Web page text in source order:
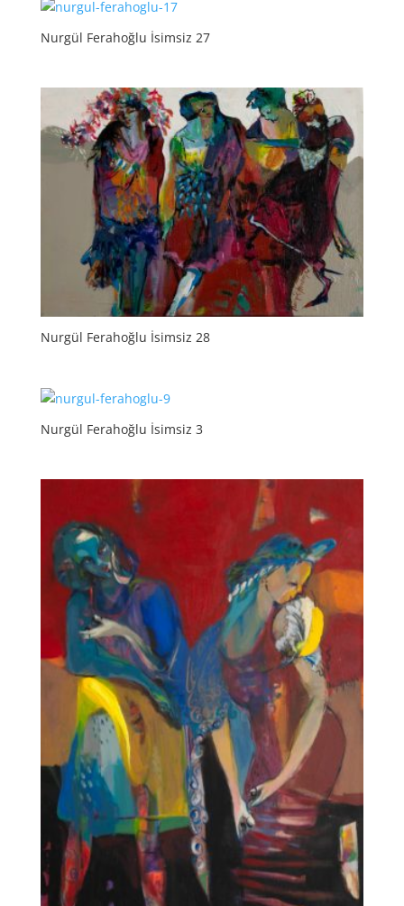
Nurgül Ferahoğlu İsimsiz 27
Nurgül Ferahoğlu İsimsiz 28
Nurgül Ferahoğlu İsimsiz 3